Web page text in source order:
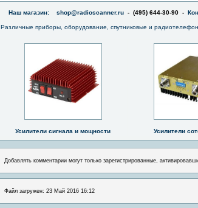
Наш магазин: shop@radioscanner.ru - (495) 644-30-90 -
Различные приборы, оборудование, спутниковые и
Усилители сигнала и мощности Усилители
Добавлять комментарии могут только зарегистрированные,
Файл загружен: 23 Май 2016 16:12